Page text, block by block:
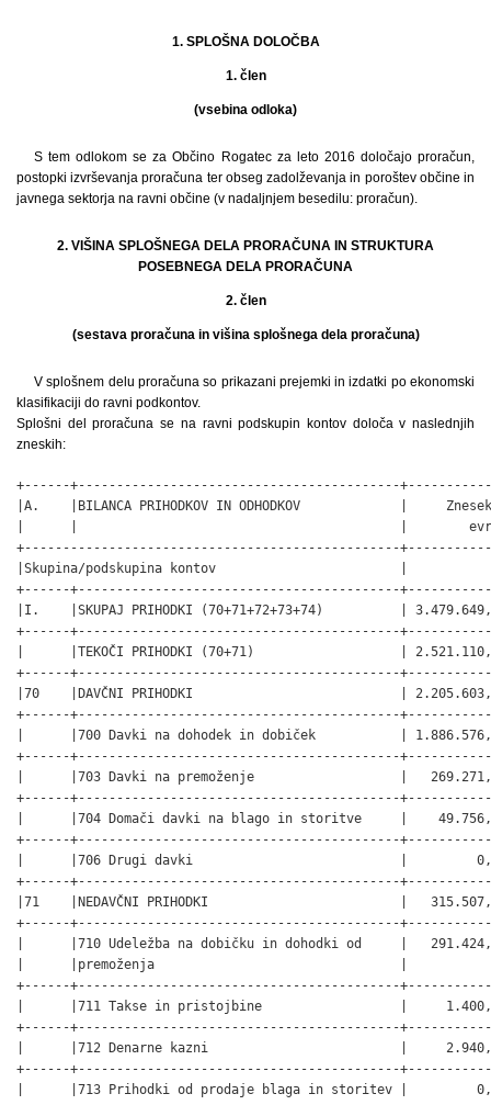
1. SPLOŠNA DOLOČBA
1. člen
(vsebina odloka)
S tem odlokom se za Občino Rogatec za leto 2016 določajo proračun,
postopki izvrševanja proračuna ter obseg zadolževanja in poroštev občine in
javnega sektorja na ravni občine (v nadaljnjem besedilu: proračun).
2. VIŠINA SPLOŠNEGA DELA PRORAČUNA IN STRUKTURA
POSEBNEGA DELA PRORAČUNA
2. člen
(sestava proračuna in višina splošnega dela proračuna)
V splošnem delu proračuna so prikazani prejemki in izdatki po ekonomski
klasifikaciji do ravni podkontov.
Splošni del proračuna se na ravni podskupin kontov določa v naslednjih
zneskih:
+------+------------------------------------------+-------------+
|A.    |BILANCA PRIHODKOV IN ODHODKOV             |     Znesek v|
|      |                                          |        evrih|
+-------------------------------------------------+-------------+
|Skupina/podskupina kontov                        |             |
+------+------------------------------------------+-------------+
|I.    |SKUPAJ PRIHODKI (70+71+72+73+74)          | 3.479.649,58|
+------+------------------------------------------+-------------+
|      |TEKOČI PRIHODKI (70+71)                   | 2.521.110,55|
+------+------------------------------------------+-------------+
|70    |DAVČNI PRIHODKI                           | 2.205.603,00|
+------+------------------------------------------+-------------+
|      |700 Davki na dohodek in dobiček           | 1.886.576,00|
+------+------------------------------------------+-------------+
|      |703 Davki na premoženje                   |   269.271,00|
+------+------------------------------------------+-------------+
|      |704 Domači davki na blago in storitve     |    49.756,00|
+------+------------------------------------------+-------------+
|      |706 Drugi davki                           |         0,00|
+------+------------------------------------------+-------------+
|71    |NEDAVČNI PRIHODKI                         |   315.507,55|
+------+------------------------------------------+-------------+
|      |710 Udeležba na dobičku in dohodki od     |   291.424,35|
|      |premoženja                                |             |
+------+------------------------------------------+-------------+
|      |711 Takse in pristojbine                  |     1.400,00|
+------+------------------------------------------+-------------+
|      |712 Denarne kazni                         |     2.940,00|
+------+------------------------------------------+-------------+
|      |713 Prihodki od prodaje blaga in storitev |         0,00|
+------+------------------------------------------+-------------+
|      |714 Drugi nedavčni prihodki               |    19.743,20|
+------+------------------------------------------+-------------+
|72    |KAPITALSKI PRIHODKI                       |   107.950,00|
+------+------------------------------------------+-------------+
|      |720 Prihodki od prodaje osnovnih sredstev |    56.950,00|
+------+------------------------------------------+-------------+
|      |721 Prihodki od prodaje zalog             |         0,00|
+------+------------------------------------------+-------------+
|      |722 Prihodki od prodaje zemljišč in       |    51.000,00|
|      |neopredmetenih dolgoročnih sredstev       |             |
+------+------------------------------------------+-------------+
|73    |PREJETE DONACIJE                          |         0,00|
+------+------------------------------------------+-------------+
|      |730 Prejete donacije iz domačih virov     |         0,00|
+------+------------------------------------------+-------------+
|      |731 Prejete donacije iz tujine            |         0,00|
+------+------------------------------------------+-------------+
|74    |TRANSFERNI PRIHODKI                       |   850.589,03|
+------+------------------------------------------+-------------+
|      |740 Transferni prihodki iz drugih         |   271.509,11|
|      |javnofinančnih institucij                 |             |
+------+------------------------------------------+-------------+
|      |741 Prejeta sredstva iz državnega         |   579.079,92|
|      |proračuna iz sredstev proračuna EU        |             |
+------+------------------------------------------+-------------+
|II.   |SKUPAJ ODHODKI (40+41+42+43)              | 3.635.862,77|
+------+------------------------------------------+-------------+
|40    |TEKOČI ODHODKI                            |   760.873,95|
+------+------------------------------------------+-------------+
|      |400 Plače in drugi izdatki zaposlenim     |   264.383,51|
+------+------------------------------------------+-------------+
|      |401 Prispevki delodajalcev za socialno    |    43.622,83|
|      |varnost                                   |             |
+------+------------------------------------------+-------------+
|      |402 Izdatki za blago in storitve          |   415.908,75|
+------+------------------------------------------+-------------+
|      |403 Plačila domačih obresti               |    16.958,86|
+------+------------------------------------------+-------------+
|      |409 Rezerve                               |    20.000,00|
+------+------------------------------------------+-------------+
|41    |TEKOČI TRANSFERI                          | 1.467.744,06|
+------+------------------------------------------+-------------+
|      |410 Subvencije                            |    23.700,00|
+------+------------------------------------------+-------------+
|      |411 Transferi posameznikom in             |   691.697,50|
|      |gospodinjstvom                            |             |
+------+------------------------------------------+-------------+
|      |412 Transferi neprofitnim organizacijam   |   126.940,67|
|      |in ustanovam                              |             |
+------+------------------------------------------+-------------+
|      |413 Drugi tekoči domači transferi         |   625.405,89|
+------+------------------------------------------+-------------+
|      |414 Tekoči transferi v tujino             |         0,00|
+------+------------------------------------------+-------------+
|42    |INVESTICIJSKI ODHODKI                     | 1.314.433,49|
+------+------------------------------------------+-------------+
|      |420 Nakup in gradnja osnovnih sredstev    | 1.314.433,49|
+------+------------------------------------------+-------------+
|43    |INVESTICIJSKI TRANSFERI                   |    92.811,27|
+------+------------------------------------------+-------------+
|      |431 Investicijski transferi pravnim in    |    76.811,27|
|      |fizičnim osebam, ki niso proračunski      |             |
|      |uporabniki                                |             |
+------+------------------------------------------+-------------+
|      |432 Investicijski transferi proračunskim  |    16.000,00|
|      |uporabnikom                               |             |
+------+------------------------------------------+-------------+
|III.  |PRORAČUNSKI PRESEŽEK (I.-II.)             |  –156.213,19|
|      |(PRORAČUNSKI PRIMANJKLJAJ)                |             |
+------+------------------------------------------+-------------+
|B.    |RAČUN FINANČNIH TERJATEV IN NALOŽB        |             |
+------+------------------------------------------+-------------+
|IV.   |PREJETA VRAČILA DANIH POSOJIL IN PRODAJA  |         0,00|
|      |KAPITALSKIH DELEŽEV (750+751+752)         |             |
+------+------------------------------------------+-------------+
|75    |PREJETA VRAČILA DANIH POSOJIL             |         0,00|
+------+------------------------------------------+-------------+
|      |750 Prejeta vračila danih posojil         |         0,00|
+------+------------------------------------------+-------------+
|      |751 Prodaja kapitalskih deležev           |         0,00|
+------+------------------------------------------+-------------+
|      |752 Kupnine iz naslova privatizacije      |         0,00|
+------+------------------------------------------+-------------+
|V.    |DANA POSOJILA IN POVEČANJE KAPITALSKIH    |         0,00|
|      |DELEŽEV (440+441+442+443)                 |             |
+------+------------------------------------------+-------------+
|44    |DANA POSOJILA IN POVEČANJE KAPITALSKIH    |         0,00|
|      |DELEŽEV                                   |             |
+------+------------------------------------------+-------------+
|      |440 Dana posojila                         |         0,00|
+------+------------------------------------------+-------------+
|      |441 Povečanje kapitalskih deležev in      |         0,00|
|      |naložb                                    |             |
+------+------------------------------------------+-------------+
|      |442 Poraba sredstev kupnin iz naslova     |         0,00|
|      |privatizacije                             |             |
+------+------------------------------------------+-------------+
|      |443 Povečanje namenskega premoženja v     |         0,00|
|      |javnih skladih in drugih osebah javnega   |             |
|      |prava, ki imajo premoženje v svoji lasti  |             |
+------+------------------------------------------+-------------+
|VI.   |PREJETA MINUS DANA POSOJILA IN SPREMEMBE  |         0,00|
|      |KAPITALSKIH DELEŽEV (IV.-V.)              |             |
+------+------------------------------------------+-------------+
|C.    |RAČUN FINANCIRANJA                        |             |
+------+------------------------------------------+-------------+
|VII.  |ZADOLŽEVANJE (500)                        |   272.950,82|
+------+------------------------------------------+-------------+
|50    |ZADOLŽEVANJE                              |   272.950,82|
+------+------------------------------------------+-------------+
|      |500 Domače zadolževanje                   |   272.950,82|
+------+------------------------------------------+-------------+
|VIII. |ODPLAČILA DOLGA (550)